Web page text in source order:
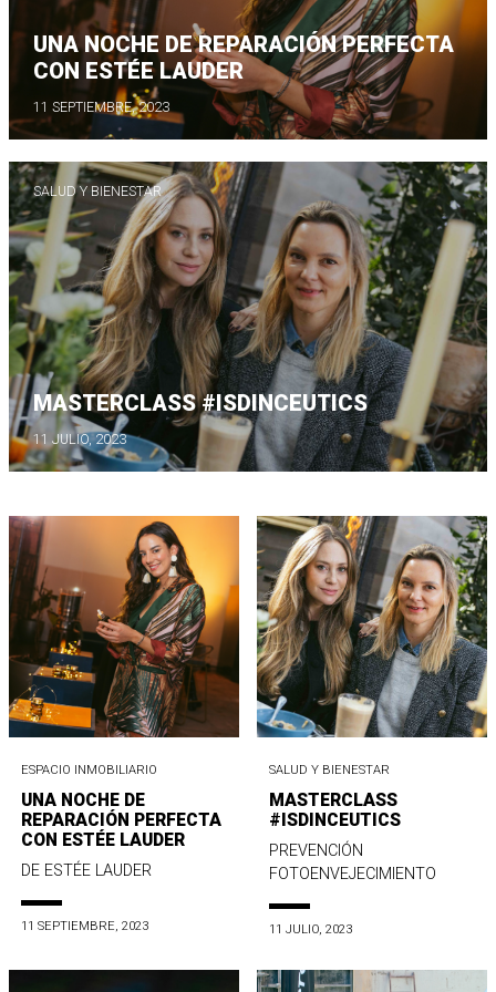
UNA NOCHE DE REPARACIÓN PERFECTA
CON ESTÉE LAUDER
11 SEPTIEMBRE, 2023
SALUD Y BIENESTAR
MASTERCLASS #ISDINCEUTICS
11 JULIO, 2023
ESPACIO INMOBILIARIO
UNA NOCHE DE
REPARACIÓN PERFECTA
CON ESTÉE LAUDER
DE ESTÉE LAUDER
11 SEPTIEMBRE, 2023
SALUD Y BIENESTAR
MASTERCLASS
#ISDINCEUTICS
PREVENCIÓN
FOTOENVEJECIMIENTO
11 JULIO, 2023